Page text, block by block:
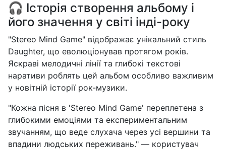
🎧 Історія створення альбому і
його значення у світі інді-року
"Stereo Mind Game" відображає унікальний стиль
Daughter, що еволюціонував протягом років.
Яскраві мелодичні лінії та глибокі текстові
наративи роблять цей альбом особливо важливим
у новітній історії рок-музики.
"Кожна пісня в 'Stereo Mind Game' переплетена з
глибокими емоціями та експериментальним
звучанням, що веде слухача через усі вершини та
впадини людських переживань." — користувач